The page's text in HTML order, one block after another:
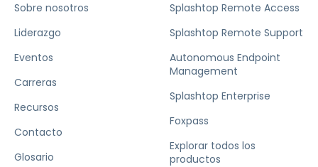
Sobre nosotros
Liderazgo
Eventos
Carreras
Recursos
Contacto
Glosario
Splashtop Remote Access
Splashtop Remote Support
Autonomous Endpoint
Management
Splashtop Enterprise
Foxpass
Explorar todos los
productos